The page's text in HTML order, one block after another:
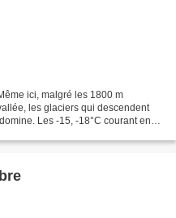
ici, malgré les 1800 m
les glaciers qui descendent
Les -15, -18°C courant en